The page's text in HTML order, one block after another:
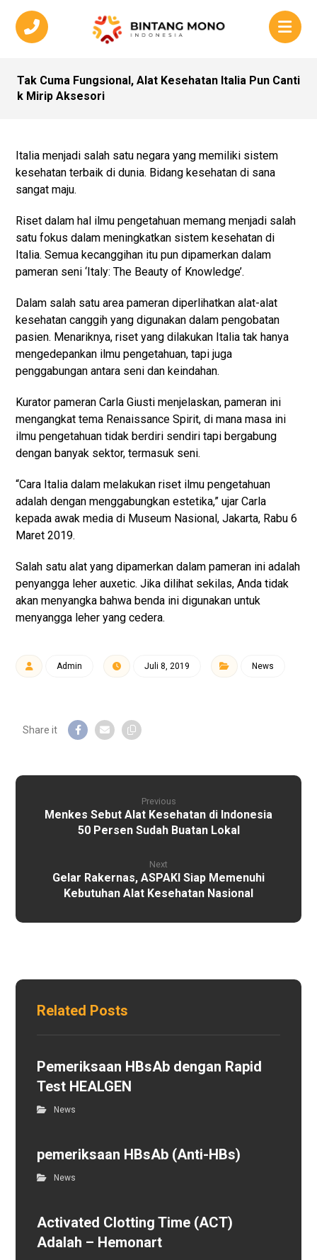
Tak Cuma Fungsional, Alat Kesehatan Italia Pun Canti
k Mirip Aksesori
Italia menjadi salah satu negara yang memiliki sistem
kesehatan terbaik di dunia. Bidang kesehatan di sana
sangat maju.
Riset dalam hal ilmu pengetahuan memang menjadi salah
satu fokus dalam meningkatkan sistem kesehatan di
Italia. Semua kecanggihan itu pun dipamerkan dalam
pameran seni ‘Italy: The Beauty of Knowledge’.
Dalam salah satu area pameran diperlihatkan alat-alat
kesehatan canggih yang digunakan dalam pengobatan
pasien. Menariknya, riset yang dilakukan Italia tak hanya
mengedepankan ilmu pengetahuan, tapi juga
penggabungan antara seni dan keindahan.
Kurator pameran Carla Giusti menjelaskan, pameran ini
mengangkat tema Renaissance Spirit, di mana masa ini
ilmu pengetahuan tidak berdiri sendiri tapi bergabung
dengan banyak sektor, termasuk seni.
“Cara Italia dalam melakukan riset ilmu pengetahuan
adalah dengan menggabungkan estetika,” ujar Carla
kepada awak media di Museum Nasional, Jakarta, Rabu 6
Maret 2019.
Salah satu alat yang dipamerkan dalam pameran ini adalah
penyangga leher auxetic. Jika dilihat sekilas, Anda tidak
akan menyangka bahwa benda ini digunakan untuk
menyangga leher yang cedera.
Admin Juli 8, 2019 News
Previous
Menkes Sebut Alat Kesehatan di Indonesia
50 Persen Sudah Buatan Lokal
Next
Gelar Rakernas, ASPAKI Siap Memenuhi
Kebutuhan Alat Kesehatan Nasional
Related Posts
Pemeriksaan HBsAb dengan Rapid
Test HEALGEN
News
pemeriksaan HBsAb (Anti-HBs)
News
Activated Clotting Time (ACT)
Adalah – Hemonart